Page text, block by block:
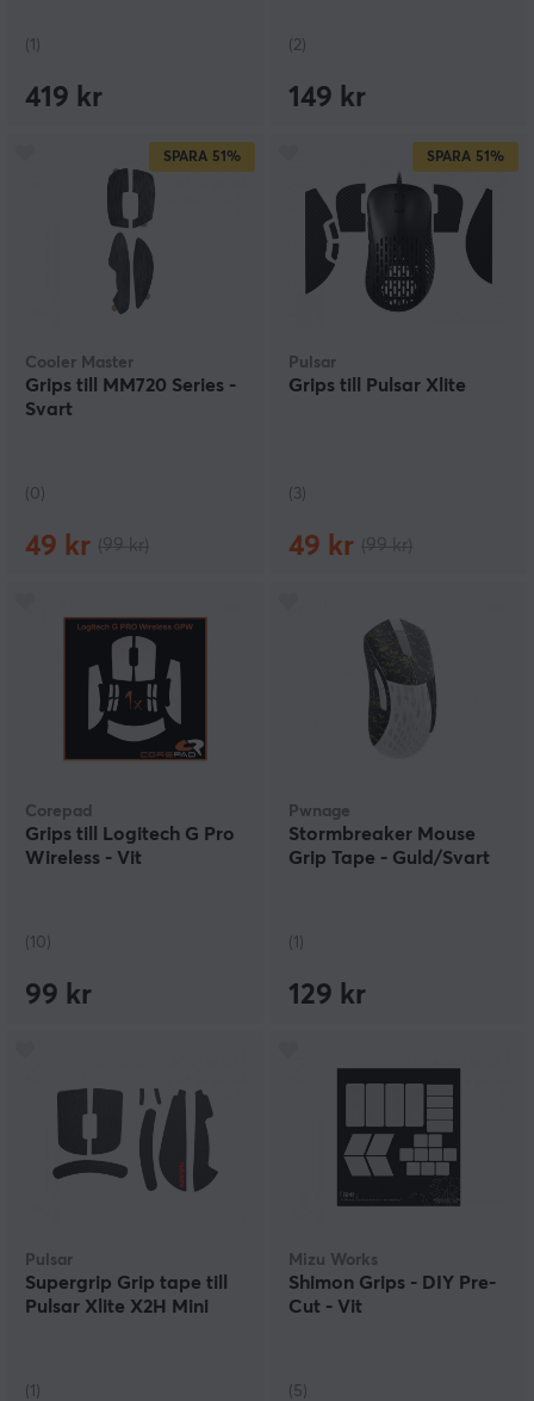
(1)
419 kr
(2)
149 kr
SPARA 51%
Cooler Master
Grips till MM720 Series -
Svart
(0)
49 kr
SPARA 51%
Pulsar
Grips till Pulsar Xlite
(3)
49 kr
Corepad
Grips till Logitech G Pro
Wireless - Vit
(10)
99 kr
Pwnage
Stormbreaker Mouse
Grip Tape - Guld/Svart
(1)
129 kr
Pulsar
Supergrip Grip tape till
Pulsar Xlite X2H Mini
(1)
Mizu Works
Shimon Grips - DIY Pre-
Cut - Vit
(5)